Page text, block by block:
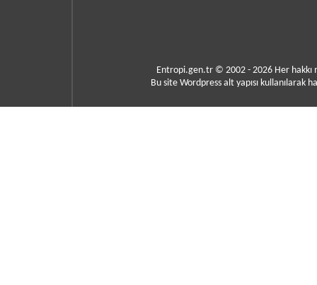
Entropi.gen.tr © 2002 - 2026 Her hakkı
Bu site Wordpress alt yapısı kullanılarak